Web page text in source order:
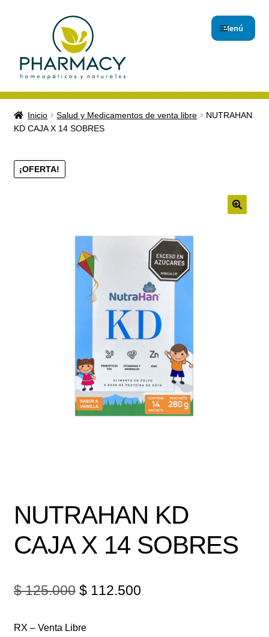
Menú
Inicio
Carrito de compras
Checkout
Política de protección y tratamiento de datos personales
TÉRMINOS Y CONDICIONES
Inicio Salud y Medicamentos de venta libre
NUTRAHAN
KD CAJA X 14 SOBRES
¡OFERTA!
NUTRAHAN KD
CAJA X 14 SOBRES
$125.000 $112.500
RX – Venta Libre